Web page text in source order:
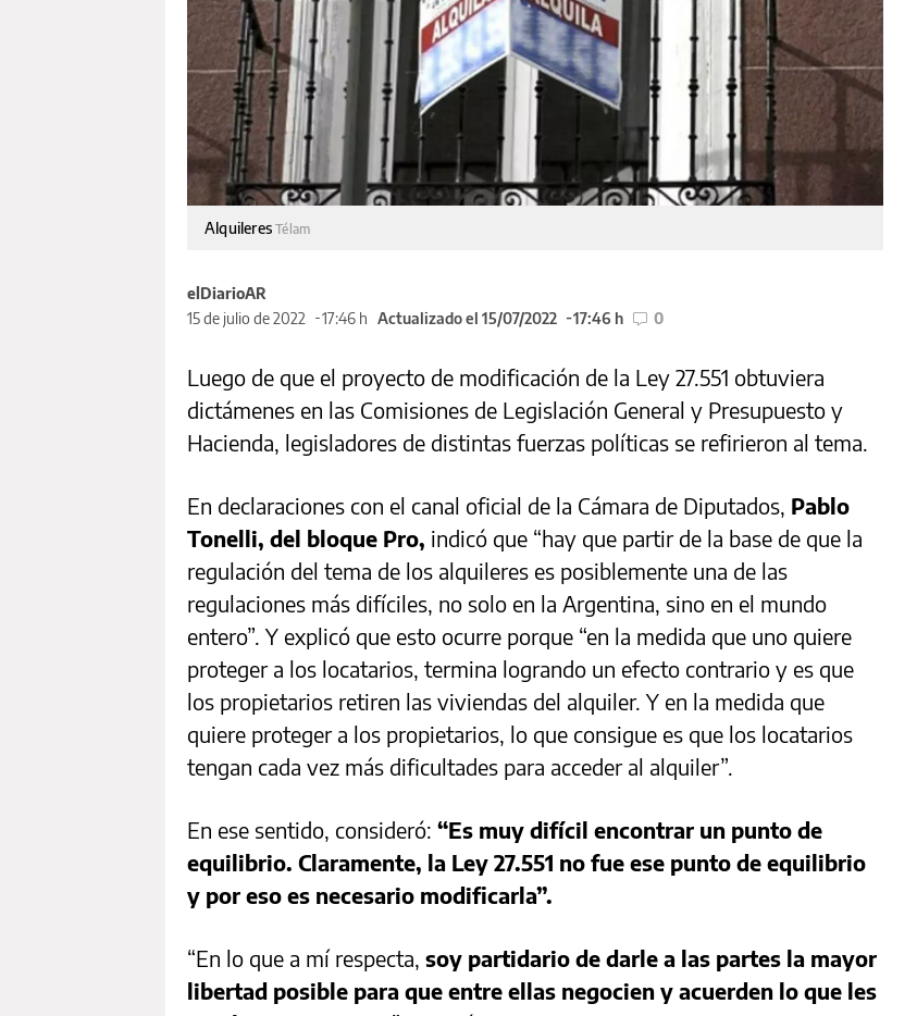
AlquileresTélam
elDiarioAR
15 de julio de 2022
17:46 h Actualizado el 15/07/2022 17:46 h 0
Luego de que el proyecto de modificación de la Ley 27.551 obtuviera
dictámenes en las Comisiones de Legislación General y Presupuesto y
Hacienda, legisladores de distintas fuerzas políticas se refirieron al tema.
En declaraciones con el canal oficial de la Cámara de Diputados, Pablo
Tonelli, del bloque Pro, indicó que “hay que partir de la base de que la
regulación del tema de los alquileres es posiblemente una de las
regulaciones más difíciles, no solo en la Argentina, sino en el mundo
entero”. Y explicó que esto ocurre porque “en la medida que uno quiere
proteger a los locatarios, termina logrando un efecto contrario y es que
los propietarios retiren las viviendas del alquiler. Y en la medida que
quiere proteger a los propietarios, lo que consigue es que los locatarios
tengan cada vez más dificultades para acceder al alquiler”.
En ese sentido, consideró: “Es muy difícil encontrar un punto de
equilibrio. Claramente, la Ley 27.551 no fue ese punto de equilibrio
y por eso es necesario modificarla”.
“En lo que a mí respecta, soy partidario de darle a las partes la mayor
libertad posible para que entre ellas negocien y acuerden lo que les